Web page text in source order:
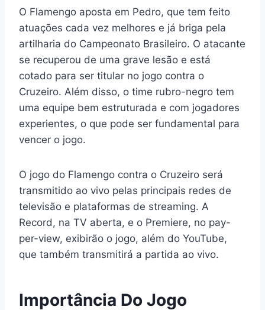
O Flamengo aposta em Pedro, que tem feito
atuações cada vez melhores e já briga pela
artilharia do Campeonato Brasileiro. O atacante
se recuperou de uma grave lesão e está
cotado para ser titular no jogo contra o
Cruzeiro. Além disso, o time rubro-negro tem
uma equipe bem estruturada e com jogadores
experientes, o que pode ser fundamental para
vencer o jogo.
O jogo do Flamengo contra o Cruzeiro será
transmitido ao vivo pelas principais redes de
televisão e plataformas de streaming. A
Record, na TV aberta, e o Premiere, no pay-
per-view, exibirão o jogo, além do YouTube,
que também transmitirá a partida ao vivo.
Importância Do Jogo